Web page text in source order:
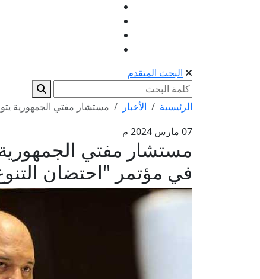
البحث المتقدم
الرئيسية الأخبار
مستشار مفتي الجمهورية
07 مارس 2024 م
مستشار مفتي
في مؤتمر "احتضان